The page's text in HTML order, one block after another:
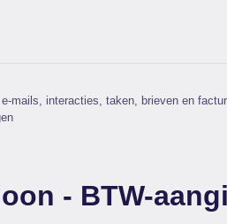
mails, interacties, taken, brieven en
- BTW-